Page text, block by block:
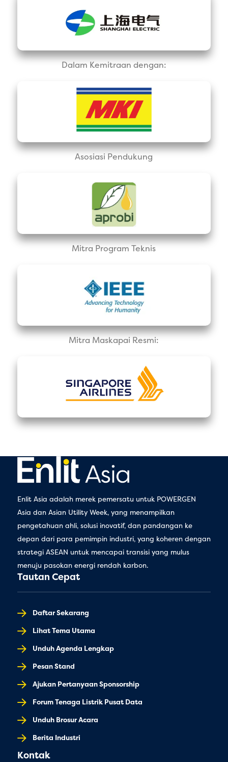
Dalam Kemitraan dengan:
Asosiasi Pendukung
Mitra Program Teknis
Mitra Maskapai Resmi:
Enlit Asia adalah merek pemersatu untuk POWERGEN
Asia dan Asian Utility Week, yang menampilkan
pengetahuan ahli, solusi inovatif, dan pandangan ke
depan dari para pemimpin industri, yang koheren dengan
strategi ASEAN untuk mencapai transisi yang mulus
menuju pasokan energi rendah karbon.
Tautan Cepat
Daftar Sekarang
Lihat Tema Utama
Unduh Agenda Lengkap
Pesan Stand
Ajukan Pertanyaan Sponsorship
Forum Tenaga Listrik Pusat Data
Unduh Brosur Acara
Berita Industri
Kontak